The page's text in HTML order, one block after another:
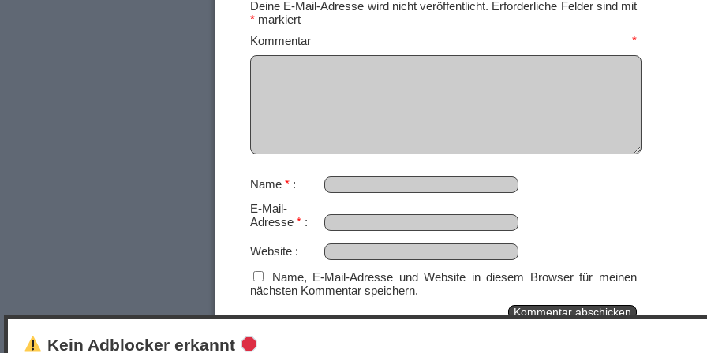
Deine E-Mail-Adresse wird nicht veröffentlicht. Erforderliche Felder sind mit
* markiert
Kommentar *
Name *
E-Mail-
Adresse *
Website
Name, E-Mail-Adresse und Website in diesem Browser für meinen
nächsten Kommentar speichern.
Kein Adblocker erkannt